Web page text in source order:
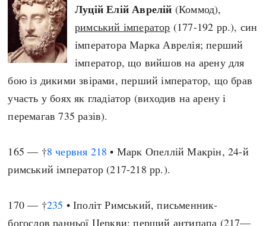
Луцій Елій Аврелій (Коммод),
римський імператор (177-192 рр.), син
імператора Марка Аврелія; перший
імператор, що вийшов на арену для
бою із дикими звірами, перший імператор, що брав
участь у боях як гладіатор (виходив на арену і
перемагав 735 разів).
165 — †8 червня 218 • Марк Опеллій Макрін, 24-й
римський імператор (217-218 рр.).
170 — †235 • Іполіт Римський, письменник-
богослов ранньої Церкви; перший антипапа (217—